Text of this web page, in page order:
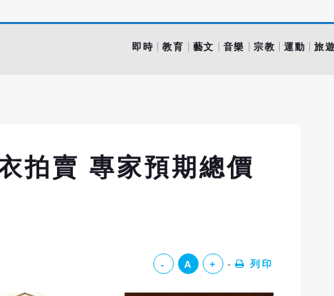
即時 教育 藝文 音樂 宗教 運動 旅遊
拍賣 專家預期總價
- A + 列印